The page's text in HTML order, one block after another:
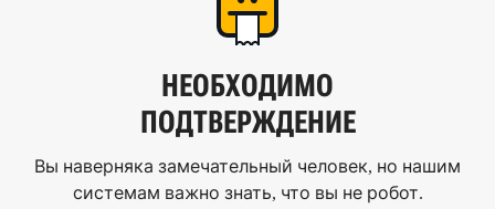
НЕОБХОДИМО
ПОДТВЕРЖДЕНИЕ
Вы наверняка замечательный человек, но нашим
системам важно знать, что вы не робот.